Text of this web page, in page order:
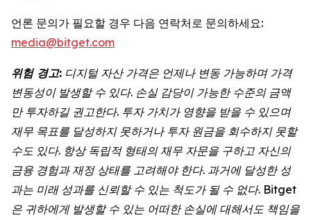
언론 문의가 필요할 경우 다음 연락처로 문의하세요:
media@bitget.com
위험 경고: 디지털 자산 가격은 언제나 변동 가능하며 가격
변동성이 발생할 수 있다. 손실 감당이 가능한 수준의 금액
만 투자하길 권고한다. 투자 가치가 영향을 받을 수 있으며
재무 목표를 달성하지 못하거나 투자 원금을 회수하지 못할
수도 있다. 항상 독립적 형태의 재무 자문을 구하고 자신의
금융 경험과 재정 상태를 고려해야 한다. 과거에 달성한 성
과는 미래 성과를 신뢰할 수 있는 척도가 될 수 없다. Bitget
은 귀하에게 발생할 수 있는 어떠한 손실에 대해서도 책임을